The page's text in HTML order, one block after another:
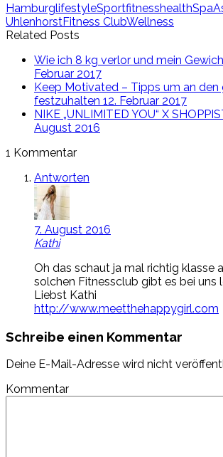
HamburglifestyleSportfitnesshealthSpa
UhlenhorstFitness ClubWellness
Related Posts
Wie ich 8 kg verlor und mein
Februar 2017
Keep Motivated – Tipps um an den
festzuhalten 12. Februar 2017
NIKE „UNLIMITED YOU“ X
August 2016
1 Kommentar
Antworten
7. August 2016
Kathi
Oh das schaut ja mal richtig klasse
solchen Fitnessclub gibt es bei uns
Liebst Kathi
http://www.meetthehappygirl.com
Schreibe einen Kommentar
Deine E-Mail-Adresse wird nicht
Kommentar